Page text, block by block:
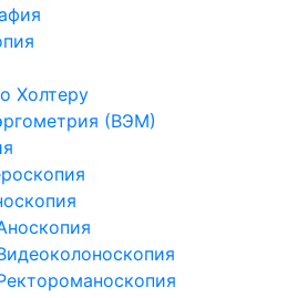
Холтеру
(ВЭМ)